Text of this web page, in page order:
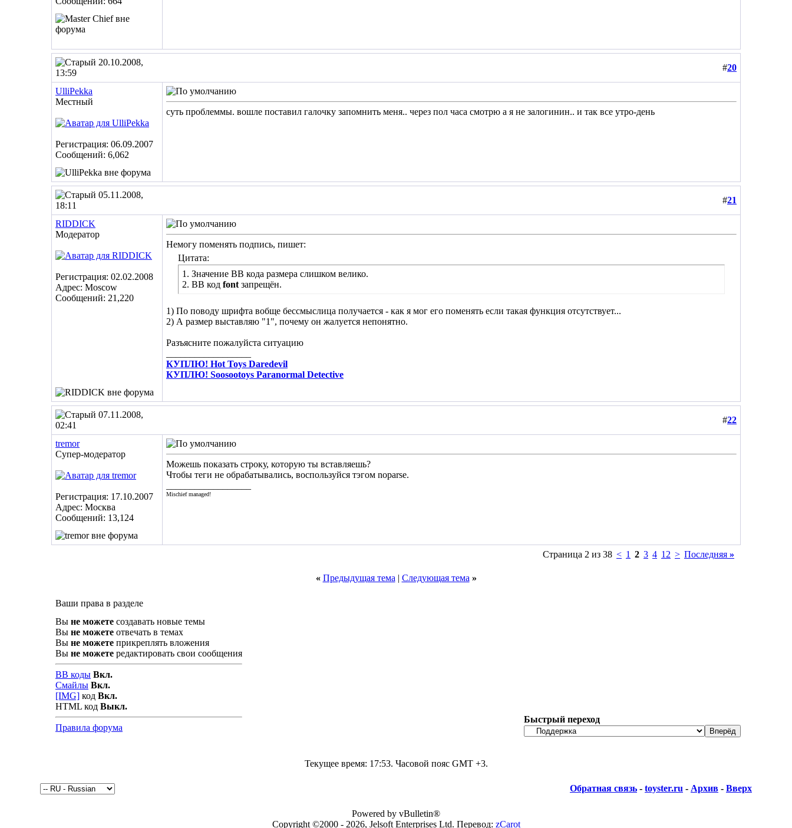
20.10.2008,
13:59
#20
UlliPekka
Местный
Регистрация: 06.09.2007
Сообщений: 6,062
суть проблеммы. вошле поставил галочку запомнить меня.. через пол часа смотрю а я не залогинин.. и так все утро-день
05.11.2008,
18:11
#21
RIDDICK
Модератор
Регистрация: 02.02.2008
Адрес: Moscow
Сообщений: 21,220
Немогу поменять подпись, пишет:
Цитата:
1. Значение BB кода размера слишком велико.
2. BB код font запрещён.
1) По поводу шрифта вобще бессмыслица получается - как я мог его поменять если такая функция отсутствует...
2) А размер выставляю "1", почему он жалуется непонятно.
Разъясните пожалуйста ситуацию
КУПЛЮ! Hot Toys Daredevil
КУПЛЮ! Soosootoys Paranormal Detective
07.11.2008,
02:41
#22
tremor
Супер-модератор
Регистрация: 17.10.2007
Адрес: Москва
Сообщений: 13,124
Можешь показать строку, которую ты вставляешь?
Чтобы теги не обрабатывались, воспользуйся тэгом noparse.
Mischief managed!
Страница 2 из 38 < 1 2 3 4 12 > Последняя »
« Предыдущая тема | Следующая тема »
Ваши права в разделе
Вы не можете создавать новые темы
Вы не можете отвечать в темах
Вы не можете прикреплять вложения
Вы не можете редактировать свои сообщения
BB коды Вкл.
Смайлы Вкл.
[IMG] код Вкл.
HTML код Выкл.
Правила форума
Быстрый переход
Текущее время: 17:53. Часовой пояс GMT +3.
Обратная связь - toyster.ru - Архив - Вверх
Powered by vBulletin®
Copyright ©2000 - 2026, Jelsoft Enterprises Ltd. Перевод: zCarot